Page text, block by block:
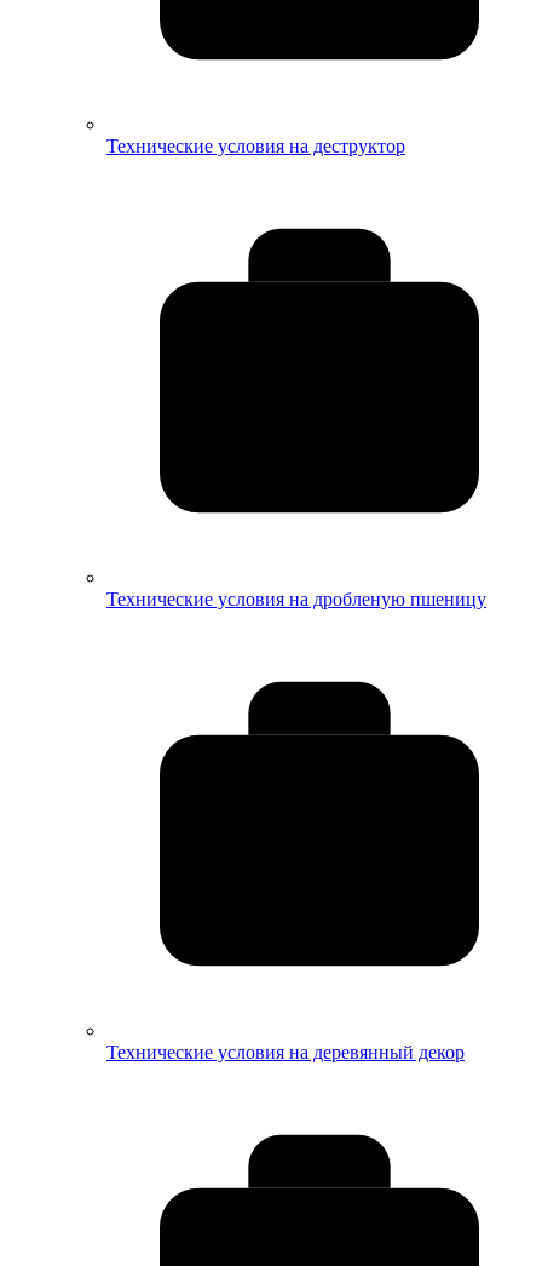
Технические условия на деструктор
Технические условия на дробленую пшеницу
Технические условия на деревянный декор